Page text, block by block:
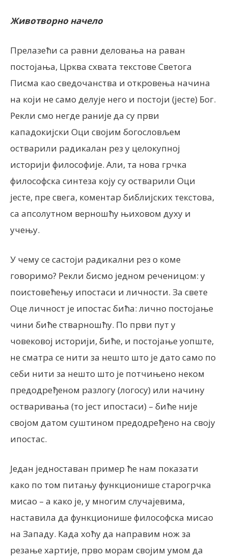
Животворно начело
Прелазећи са равни деловања на раван
постојања, Црква схвата текстове Светога
Писма као сведочанства и откровења начина
на који не само делује него и постоји (јесте) Бог.
Рекли смо негде раније да су први
кападокијски Оци својим богословљем
остварили радикалан рез у целокупној
историји философије. Али, та нова грчка
философска синтеза коју су остварили Оци
јесте, пре свега, коментар библијских текстова,
са апсолутном верношћу њиховом духу и
учењу.
У чему се састоји радикални рез о коме
говоримо? Рекли бисмо једном реченицом: у
поистовећењу ипостаси и личности. За свете
Оце личност је ипостас бића: лично постојање
чини биће стварношћу. По први пут у
човековој историји, биће, и постојање уопште,
не сматра се нити за нешто што је дато само по
себи нити за нешто што је потчињено неком
предодређеном разлогу (логосу) или начину
остваривања (то јест ипостаси) – биће није
својом датом суштином предодређено на своју
ипостас.
Један једноставан пример ће нам показати
како по том питању функционише старогрчка
мисао – а како је, у многим случајевима,
наставила да функционише философска мисао
на Западу. Када хоћу да направим нож за
резање хартије, прво морам својим умом да